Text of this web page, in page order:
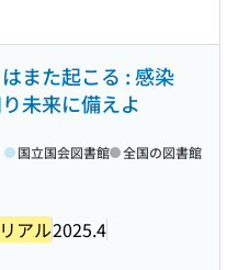
また起こる : 感染
未来に備えよ
アル2025.4
国立国会図書館 全国の図書館